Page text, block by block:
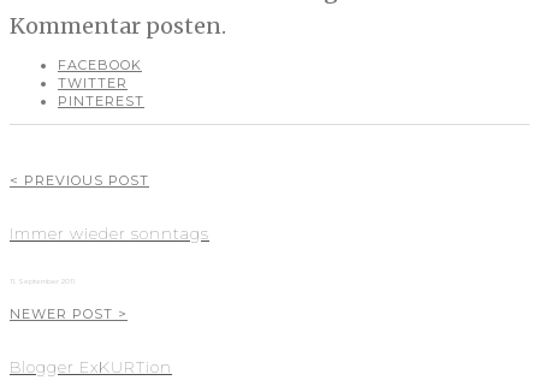
Kommentar posten.
FACEBOOK
TWITTER
PINTEREST
< PREVIOUS POST
Immer wieder sonntags
11. September 2011
NEWER POST >
Blogger ExKURTion